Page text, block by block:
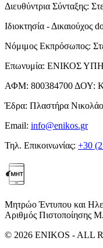
Διευθύντρια Σύνταξης:
Ιδιοκτησία - Δικαιούχος
Νόμιμος Εκπρόσωπος:
Επωνυμία: ΕΝΙΚΟΣ
ΑΦΜ: 800384700 ΔΟΥ:
Έδρα: Πλαστήρα
Email: info@enikos.gr
Τηλ. Επικοινωνίας: +30
Μητρώο Έντυπου και
Αριθμός Πιστοποίησης
© 2026 ENIKOS - ALL